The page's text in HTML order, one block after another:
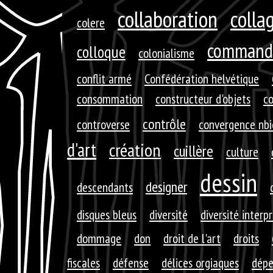
colere
collaboration
colloque colonialisme
conflit armé Confédération helvétique
consommation constructeur d'objets
controverse
contrôle convergence
d'art création cuillère culture
descendants designer dessin
disques bleus
diversité
diversité
dommage
don droit de l'art droits
fiscales défense délices orgiaques